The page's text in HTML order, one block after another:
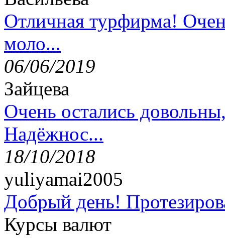
Отличная турфирма!
моло...
06/06/2019
Зайцева
Очень остались
Надёжнос...
18/10/2018
yuliyamai2005
Добрый день!
Курсы валют